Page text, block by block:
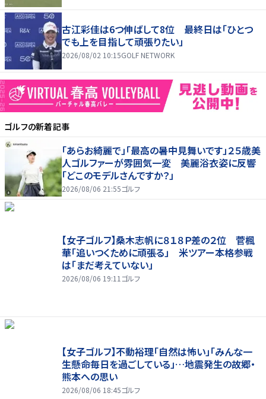
古江彩佳は6つ伸ばして8位 最終日は「ひとつ
でも上を目指して頑張りたい」
2026/08/02 10:15GOLF NETWORK
ゴルフの新着記事
「あらお綺麗で」「最高の暑中見舞いです」２５歳美
人ゴルファーが雰囲気一変 美麗浴衣姿に反響
「どこのモデルさんですか？」
2026/08/06 21:55ゴルフ
【女子ゴルフ】桑木志帆に８１８Ｐ差の２位 菅楓
華「追いつくために頑張る」 米ツアー本格参戦
は「まだ考えていない」
2026/08/06 19:11 ゴルフ
【女子ゴルフ】不動裕理「自然は怖い」「みんな一
生懸命毎日を過ごしている」…地震発生の故郷・
熊本への思い
2026/08/06 18:45ゴルフ